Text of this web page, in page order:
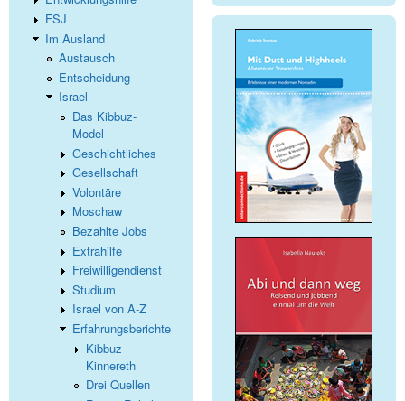
FSJ
Im Ausland
Austausch
Entscheidung
Israel
Das Kibbuz-
Model
Geschichtliches
Gesellschaft
Volontäre
Moschaw
Bezahlte Jobs
Extrahilfe
Freiwilligendienst
Studium
Israel von A-Z
Erfahrungsberichte
Kibbuz
Kinnereth
Drei Quellen